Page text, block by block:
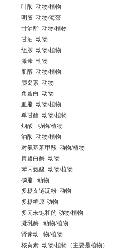
叶酸 动物/植物
明胶 动物/海藻
甘油酯 动物/植物
甘油 动物
组胺 动物/植物
激素 动物
肌醇 动物/植物
胰岛素 动物
角蛋白 动物
血脂 动物/植物
单甘酯 动物/植物
烟酸 动物/植物
油酸 动物/植物
对氨基苯甲酸 动物/植物
胃蛋白酶 动物
苯丙氨酸 动物/植物
磷脂 动物
多糖支链淀粉 动物
多糖糖原 动物
多元未饱和的 动物/植物
凝乳酶 动物/植物
肾素动 物/植物
核黄素 动物/植物（主要是植物）